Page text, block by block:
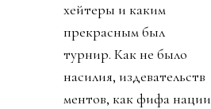
хейтеры и каким
прекрасным был
турнир. Как не было
насилия, издевательств
ментов, как фифа нации